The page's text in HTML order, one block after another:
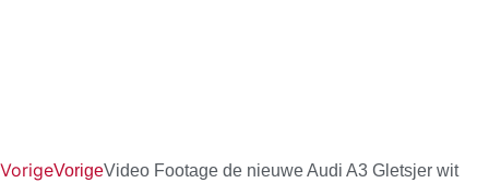
VorigeVorigeVideo Footage de nieuwe Audi A3 Gletsjer wit